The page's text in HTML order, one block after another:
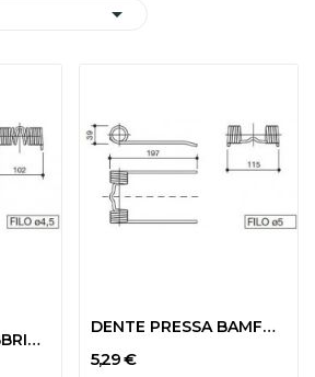

DENTE PRESSA ABBRIATA LARGA
DENTE PRESSA BAMFORD BS 2530
5,29 €